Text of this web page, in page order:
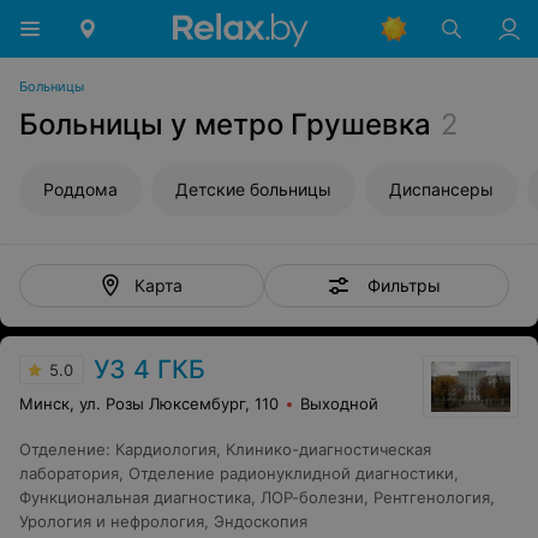
Больницы
Больницы у метро Грушевка 2
Роддома Детские больницы Диспансеры
Карта Фильтры
5.0 УЗ 4 ГКБ
Минск, ул. Розы Люксембург, 110 Выходной
Отделение: Кардиология Клинико-диагностическая
лаборатория Отделение радионуклидной диагностики
Функциональная диагностика ЛОР-болезни Рентгенология
Урология и нефрология Эндоскопия